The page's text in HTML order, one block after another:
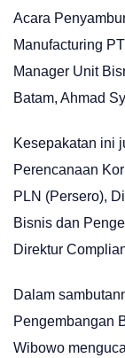
Acara
Manufacturing
Manager Unit
Batam, Ahmad
Kesepakatan ini
Perencanaan
PLN (Persero),
Bisnis dan
Direktur
Dalam
Pengembangan
Wibowo